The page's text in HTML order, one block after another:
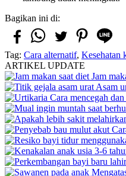
Bagikan ini di:
Tag: Cara alternatif, Kesehatan
ARTIKEL UPDATE
Jam
Asam
Cara mencegah